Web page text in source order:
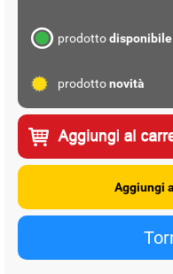
prodottodisponibile
prodottonovità